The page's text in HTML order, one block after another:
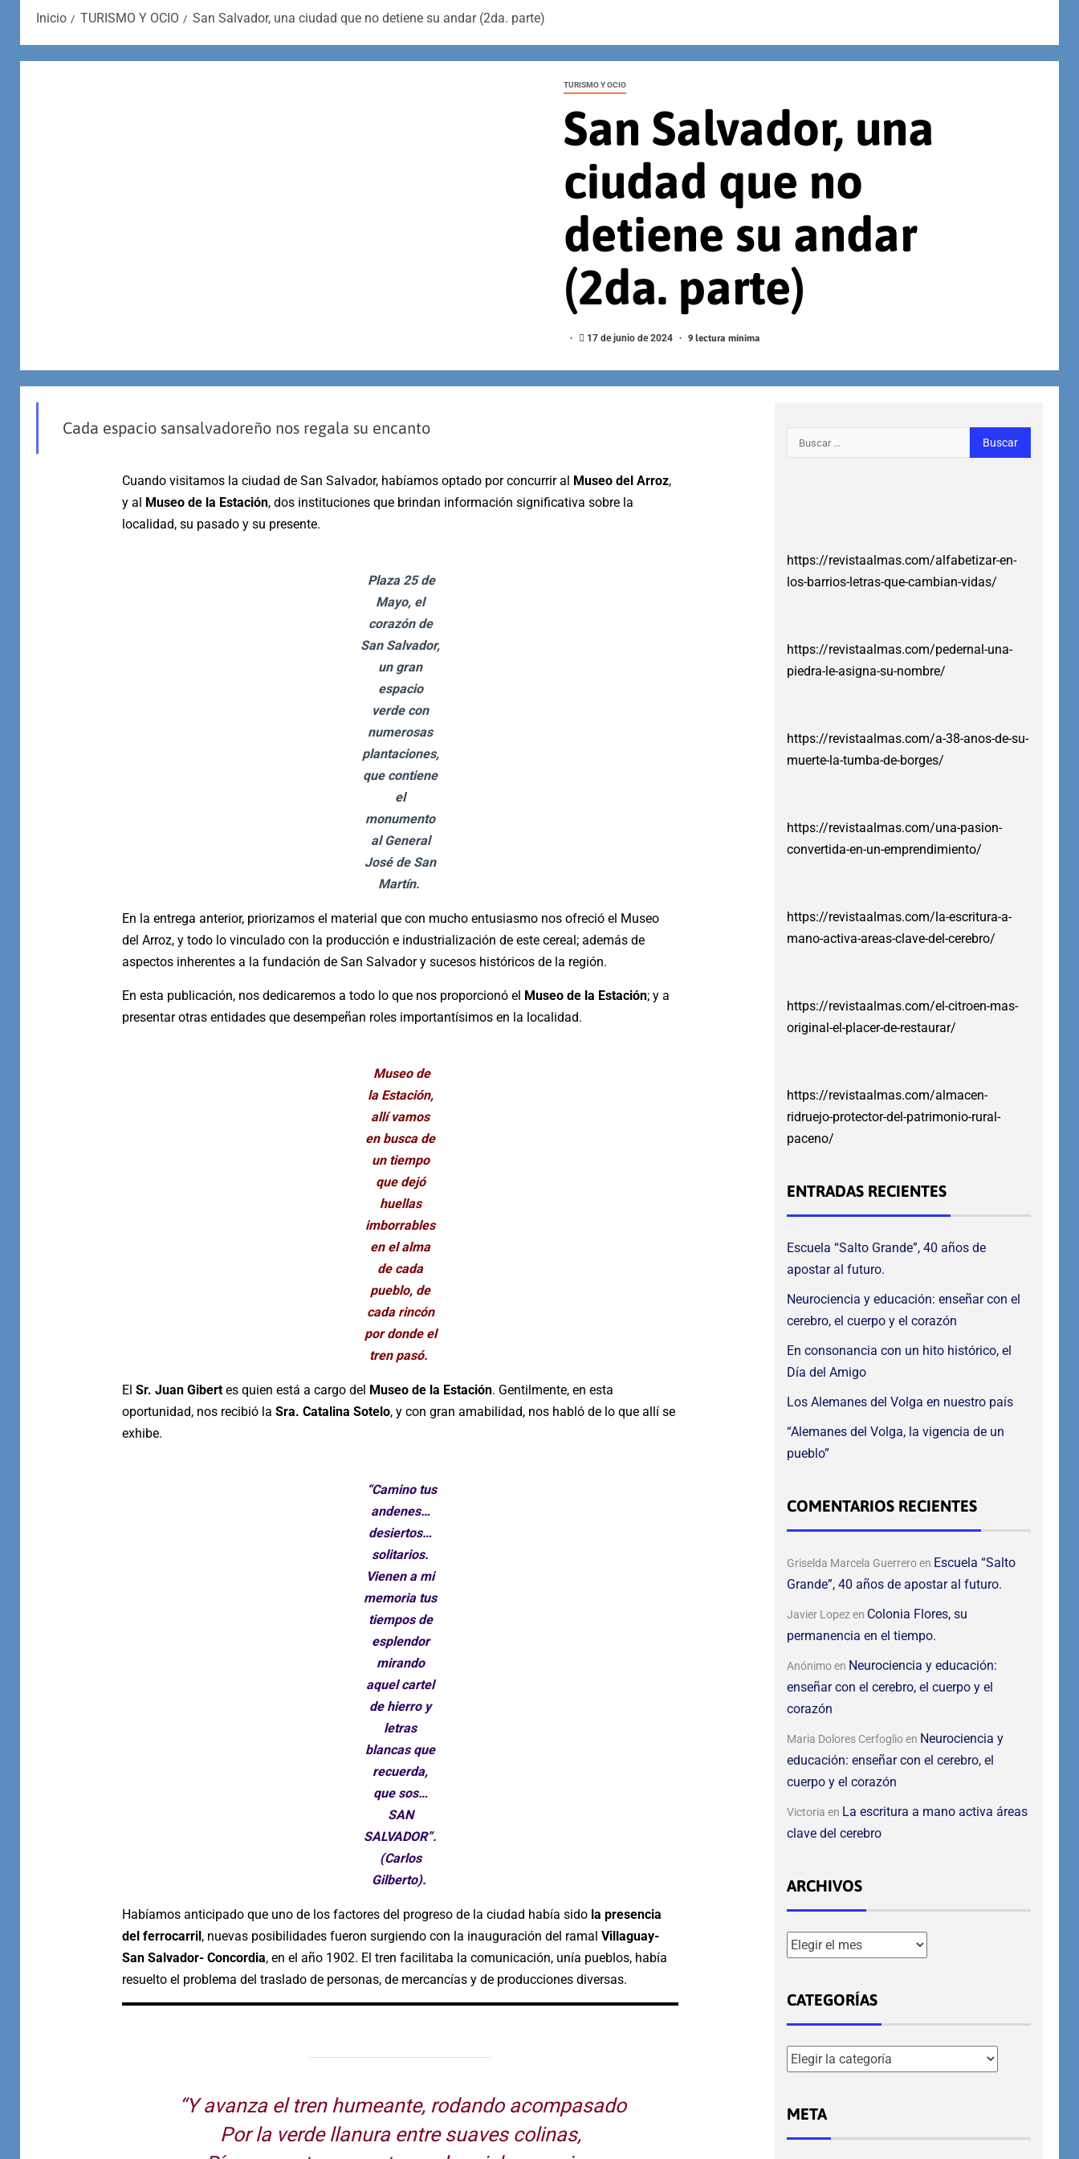
Inicio TURISMO Y OCIO San Salvador, una ciudad que no detiene su andar (2da. parte)
TURISMO Y OCIO
San Salvador, una
ciudad que no
detiene su andar
(2da. parte)
17 de junio de 2024 9 lectura mínima
Cada espacio sansalvadoreño nos regala su encanto
Cuando visitamos la ciudad de San Salvador, habíamos optado por concurrir al Museo del Arroz,
y al
Museo de la Estación, dos instituciones que brindan información significativa sobre la
localidad, su pasado y su presente.
Plaza 25 de
Mayo, el
corazón de
San Salvador,
un gran
espacio
verde con
numerosas
plantaciones,
que contiene
el
monumento
al General
José de San
Martín.
En la entrega anterior, priorizamos el material que con mucho entusiasmo nos ofreció el Museo
del Arroz, y todo lo vinculado con la producción e industrialización de este cereal; además de
aspectos inherentes a la fundación de San Salvador y sucesos históricos de la región.
En esta publicación, nos dedicaremos a todo lo que nos proporcionó el Museo de la Estación; y a
presentar otras entidades que desempeñan roles importantísimos en la localidad.
Museo de
la Estación,
allí vamos
en busca de
un tiempo
que dejó
huellas
imborrables
en el alma
de cada
pueblo, de
cada rincón
por donde el
tren pasó.
El Sr. Juan Gibertes quien está a cargo del Museo de la Estación. Gentilmente, en esta
oportunidad, nos recibió la Sra. Catalina Sotelo, y con gran amabilidad, nos habló de lo que allí se
exhibe.
“Camino tus
andenes…
desiertos…
solitarios.
Vienen a mi
memoria tus
tiempos de
esplendor
mirando
aquel cartel
de hierro y
letras
blancas que
recuerda,
que sos…
SAN
SALVADOR”.
(Carlos
Gilberto).
Habíamos anticipado que uno de los factores del progreso de la ciudad había sido la presencia
del ferrocarril , nuevas posibilidades fueron surgiendo con la inauguración del ramal Villaguay-
San Salvador- Concordia, en el año 1902. El tren facilitaba la comunicación, unía pueblos, había
resuelto el problema del traslado de personas, de mercancías y de producciones diversas.
“Y avanza el tren humeante, rodando acompasado
Por la verde llanura entre suaves colinas,
https://revistaalmas.com/alfabetizar-en-
los-barrios-letras-que-cambian-vidas/
https://revistaalmas.com/pedernal-una-
piedra-le-asigna-su-nombre/
https://revistaalmas.com/a-38-anos-de-su-
muerte-la-tumba-de-borges/
https://revistaalmas.com/una-pasion-
convertida-en-un-emprendimiento/
https://revistaalmas.com/la-escritura-a-
mano-activa-areas-clave-del-cerebro/
https://revistaalmas.com/el-citroen-mas-
original-el-placer-de-restaurar/
https://revistaalmas.com/almacen-
ridruejo-protector-del-patrimonio-rural-
paceno/
ENTRADAS RECIENTES
Escuela “Salto Grande”, 40 años de
apostar al futuro.
Neurociencia y educación: enseñar con el
cerebro, el cuerpo y el corazón
En consonancia con un hito histórico, el
Día del Amigo
Los Alemanes del Volga en nuestro país
“Alemanes del Volga, la vigencia de un
pueblo”
COMENTARIOS RECIENTES
Griselda Marcela Guerreroen Escuela “Salto
Grande”, 40 años de apostar al futuro.
Javier Lopezen Colonia Flores, su
permanencia en el tiempo.
Anónimoen Neurociencia y educación:
enseñar con el cerebro, el cuerpo y el
corazón
Maria Dolores Cerfoglioen Neurociencia y
educación: enseñar con el cerebro, el
cuerpo y el corazón
Victoria en La escritura a mano activa áreas
clave del cerebro
ARCHIVOS
CATEGORÍAS
META